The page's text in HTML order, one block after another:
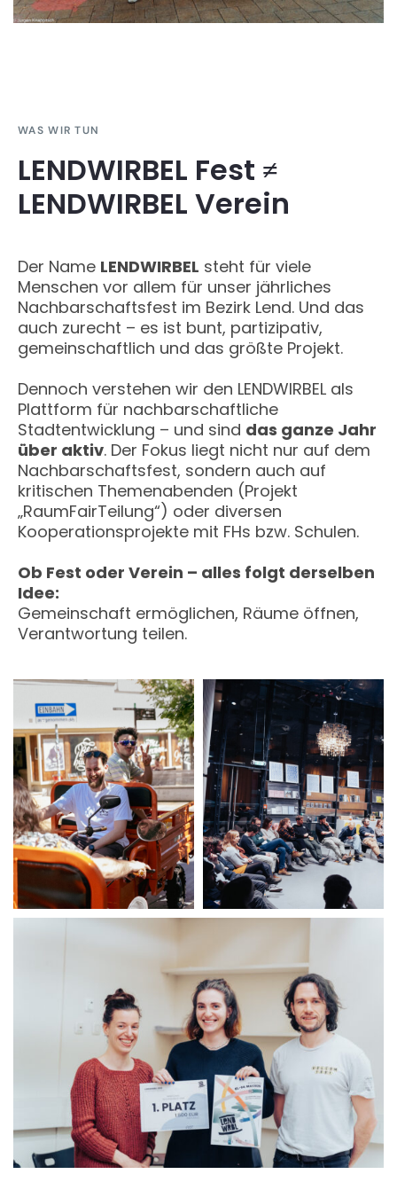
WAS WIR TUN
LENDWIRBEL Fest ≠
LENDWIRBEL Verein
Der Name LENDWIRBEL steht für viele
Menschen vor allem für unser jährliches
Nachbarschaftsfest im Bezirk Lend. Und das
auch zurecht – es ist bunt, partizipativ,
gemeinschaftlich und das größte Projekt.
Dennoch verstehen wir den LENDWIRBEL als
Plattform für nachbarschaftliche
Stadtentwicklung – und sind das ganze Jahr
über aktiv. Der Fokus liegt nicht nur auf dem
Nachbarschaftsfest, sondern auch auf
kritischen Themenabenden (Projekt
„RaumFairTeilung“) oder diversen
Kooperationsprojekte mit FHs bzw. Schulen.
Ob Fest oder Verein – alles folgt derselben
Idee:
Gemeinschaft ermöglichen, Räume öffnen,
Verantwortung teilen.